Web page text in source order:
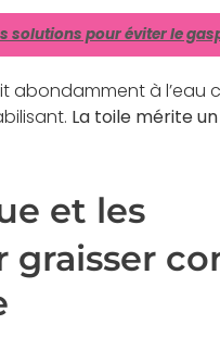
solutions pour éviter le
abondamment à l’eau
La toile mérite
et les